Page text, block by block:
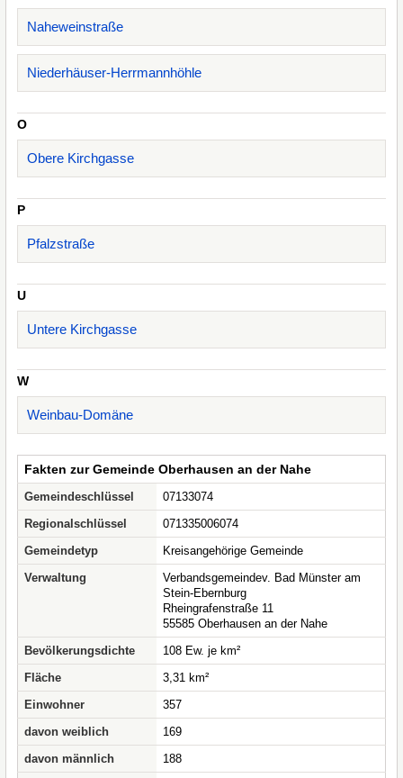
Naheweinstraße
Niederhäuser-Herrmannhöhle
O
Obere Kirchgasse
P
Pfalzstraße
U
Untere Kirchgasse
W
Weinbau-Domäne
Fakten zur Gemeinde Oberhausen an der Nahe
Gemeindeschlüssel
07133074
Regionalschlüssel
071335006074
Gemeindetyp
Kreisangehörige Gemeinde
Verwaltung
Verbandsgemeindev. Bad Münster am
Stein-Ebernburg
Rheingrafenstraße 11
55585 Oberhausen an der Nahe
Bevölkerungsdichte
108 Ew. je km²
Fläche
3,31 km²
Einwohner
357
davon weiblich
169
davon männlich
188